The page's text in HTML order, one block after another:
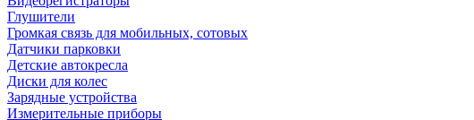
Глушители
Громкая связь для мобильных, сотовых
Датчики парковки
Детские автокресла
Диски для колес
Зарядные устройства
Измерительные приборы